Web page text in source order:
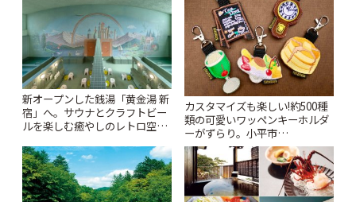
新オープンした銭湯「黄金湯 新
宿」へ。サウナとクラフトビー
ルを楽しむ癒やしのレトロ空間
カスタマイズも楽しい!約500種
類の可愛いワッペンキーホルダ
ーがずらり。小平市
「Kimamaya T&K」 | ことりっ
ぷ